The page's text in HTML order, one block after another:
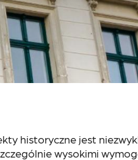
historyczne jest
wysokimi